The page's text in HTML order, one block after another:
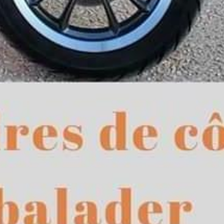
Support & Légal
Contactez-nous
Conditions générales